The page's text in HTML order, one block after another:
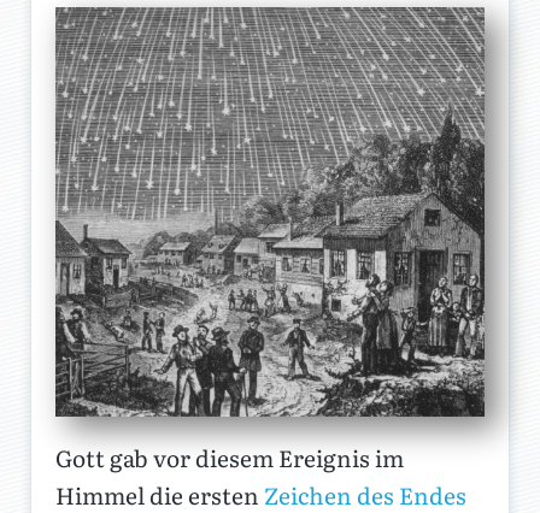
Gott gab vor diesem Ereignis im
Himmel die ersten Zeichen des Endes